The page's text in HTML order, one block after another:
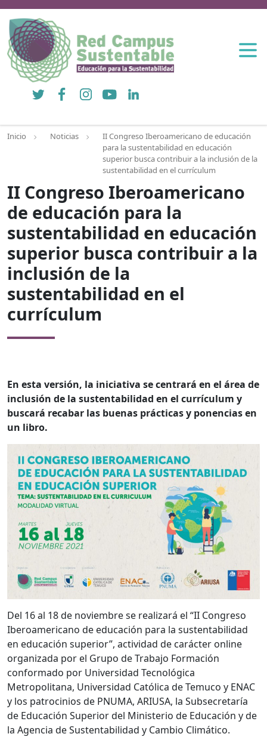
Twitter FacebookInstagramYouTubeLinkedIn
Inicio Noticias
II Congreso Iberoamericano de educación
para la sustentabilidad en educación
superior busca contribuir a la inclusión de la
sustentabilidad en el currículum
II Congreso Iberoamericano
de educación para la
sustentabilidad en educación
superior busca contribuir a la
inclusión de la
sustentabilidad en el
currículum
En esta versión, la iniciativa se centrará en el área de
inclusión de la sustentabilidad en el currículum y
buscará recabar las buenas prácticas y ponencias en
un libro.
Del 16 al 18 de noviembre se realizará el “II Congreso
Iberoamericano de educación para la sustentabilidad
en educación superior”, actividad de carácter online
organizada por el Grupo de Trabajo Formación
conformado por Universidad Tecnológica
Metropolitana, Universidad Católica de Temuco y ENAC
y los patrocinios de PNUMA, ARIUSA, la Subsecretaría
de Educación Superior del Ministerio de Educación y de
la Agencia de Sustentabilidad y Cambio Climático.